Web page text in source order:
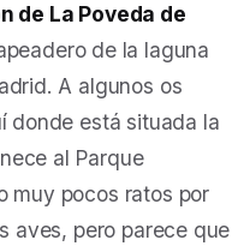
de La Poveda de
de la laguna
A algunos os
donde está situada la
al Parque
muy pocos ratos por
aves, pero parece que